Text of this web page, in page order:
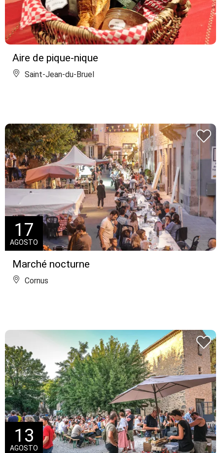
Aire de pique-nique
Saint-Jean-du-Bruel
Marché nocturne
17
AGOSTO
Cornus
13
AGOSTO